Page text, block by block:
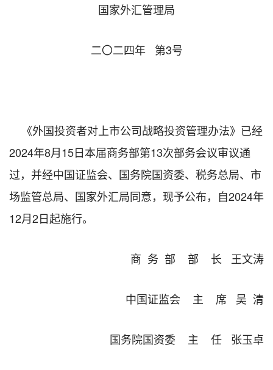
国家外汇管理局
二〇二四年 第3号
《外国投资者对上市公司战略投资管理办法》已经
2024年8月15日本届商务部第13次部务会议审议通
过，并经中国证监会、国务院国资委、税务总局、市
场监管总局、国家外汇局同意，现予公布，自2024年
12月2日起施行。
商 务 部 部 长 王文涛
中国证监会 主 席 吴 清
国务院国资委 主 任 张玉卓